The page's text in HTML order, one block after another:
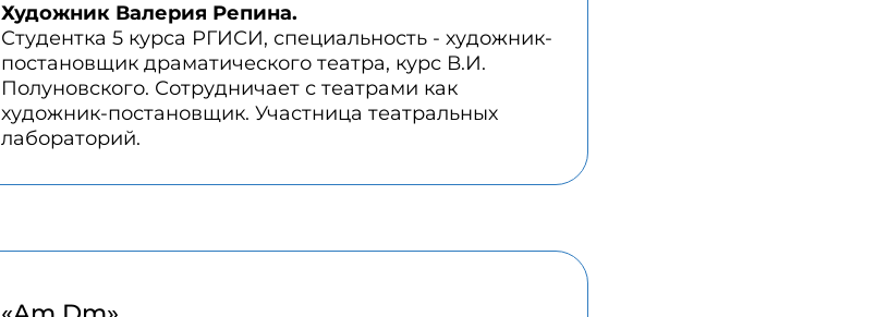
Художник Валерия Репина.
Студентка 5 курса РГИСИ, специальность - художник-
постановщик драматического театра, курс В.И.
Полуновского. Сотрудничает с театрами как
художник-постановщик. Участница театральных
лабораторий.